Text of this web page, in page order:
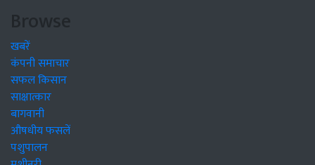
Browse
खबरें
कंपनी समाचार
सफल किसान
साक्षात्कार
बागवानी
औषधीय फसलें
पशुपालन